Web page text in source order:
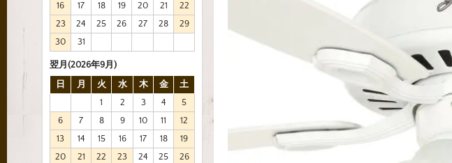
16
17 18 19 20 21
22
23
24 25 26 27 28
29
30
31
翌月(2026年9月)
日
月 火 水 木 金
土
1
2 3 4
5
6
7 8 9 10 11
12
13
14 15 16 17 18
19
20
21 22 23 24 25
26